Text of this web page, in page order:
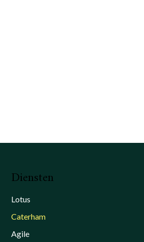
Diensten
Lotus
Caterham
Agile